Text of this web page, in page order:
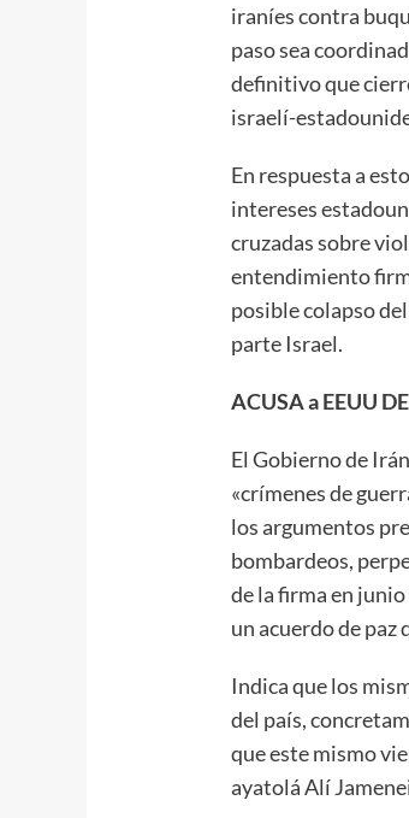
iraníes contra
paso sea
definitivo que
israelí-
En respuesta a
intereses
cruzadas sobre
entendimiento
posible colapso
parte Israel.
ACUSA a EEUU
El Gobierno de
«crímenes de
los argumentos
bombardeos,
de la firma en
un acuerdo de
Indica que los
del país,
que este mismo
ayatolá Alí